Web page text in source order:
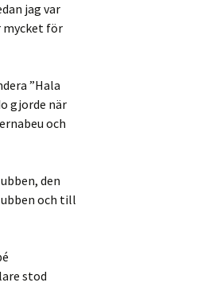
jag var
mycket för
”Hala
gjorde när
och
den
och till
stod